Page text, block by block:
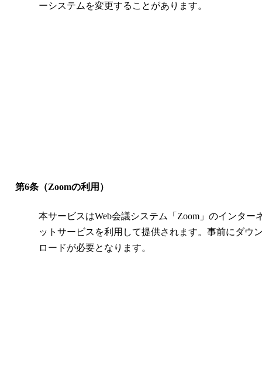
ーシステムを変更することがあります。
第6条（Zoomの利用）
本サービスはWeb会議システム「Zoom」のインター
ットサービスを利用して提供されます。事前にダウ
ロードが必要となります。